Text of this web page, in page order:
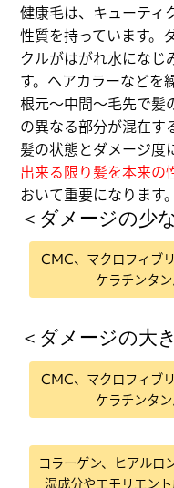
健康毛は、キューティ
性質を持っています。
クルがはがれ水になじ
す。ヘアカラーなどを
根元～中間～毛先で髪
の異なる部分が混在す
髪の状態とダメージ度
出来る限り髪を本来の
おいて重要になります。
＜ダメージの少
CMC、マクロフィブ
ケラチンタ
＜ダメージの大
CMC、マクロフィブ
ケラチンタ
コラーゲン、ヒアルロ
湿成分やエモリエン